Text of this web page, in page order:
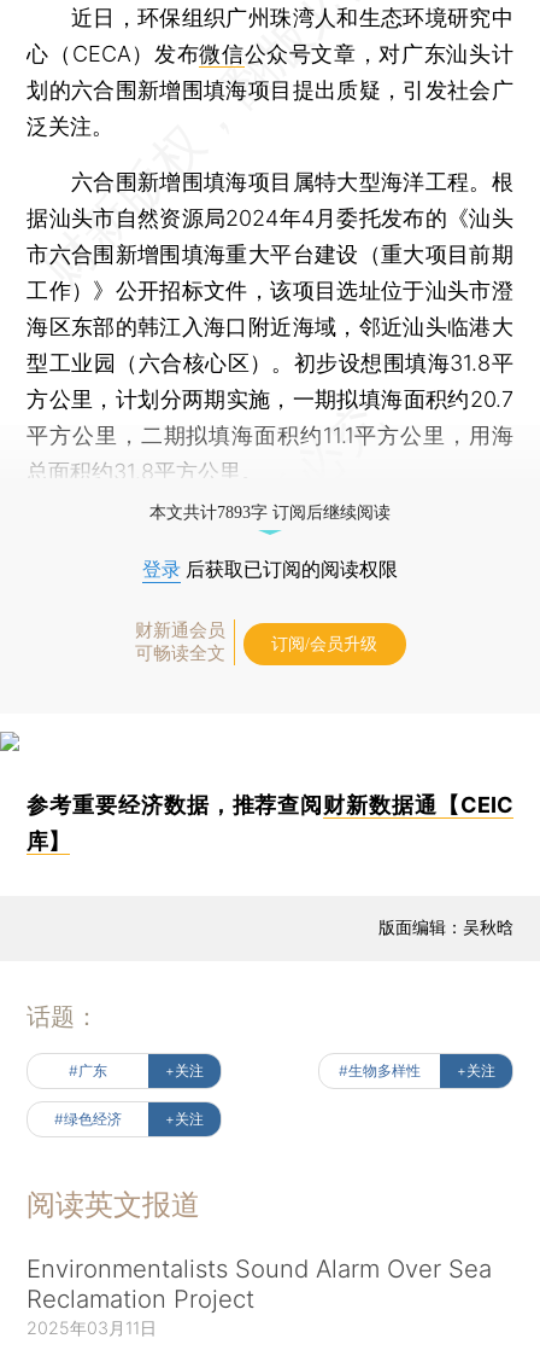
近日，环保组织广州珠湾人和生态环境研究中
心（CECA）发布微信公众号文章，对广东汕头计
划的六合围新增围填海项目提出质疑，引发社会广
泛关注。
六合围新增围填海项目属特大型海洋工程。根
据汕头市自然资源局2024年4月委托发布的《汕头
市六合围新增围填海重大平台建设（重大项目前期
工作）》公开招标文件，该项目选址位于汕头市澄
海区东部的韩江入海口附近海域，邻近汕头临港大
型工业园（六合核心区）。初步设想围填海31.8平
方公里，计划分两期实施，一期拟填海面积约20.7
平方公里，二期拟填海面积约11.1平方公里，用海
总面积约31.8平方公里。
本文共计7893字 订阅后继续阅读
登录 后获取已订阅的阅读权限
财新通会员
可畅读全文
订阅/会员升级
参考重要经济数据，推荐查阅 财新数据通【CEIC
库】
版面编辑：吴秋晗
话题：
#广东 +关注 #生物多样性 +关注
#绿色经济 +关注
阅读英文报道
Environmentalists Sound Alarm Over Sea
Reclamation Project
2025年03月11日